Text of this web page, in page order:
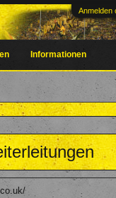
Anmelden
Informationen